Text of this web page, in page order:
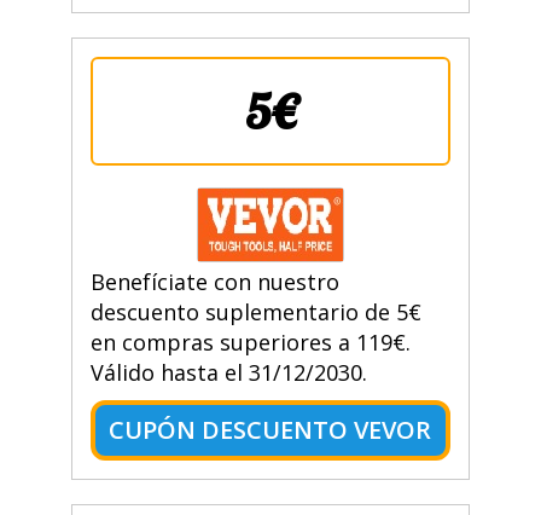
5€
Benefíciate con nuestro
descuento suplementario de 5€
en compras superiores a 119€.
Válido hasta el 31/12/2030.
CUPÓN DESCUENTO VEVOR